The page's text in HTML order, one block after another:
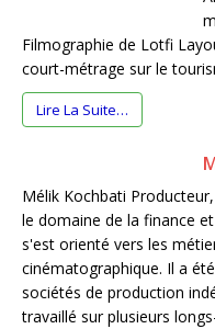
Filmographie de Lotfi
court-métrage sur le
Lire La Suite…
Mélik Kochbati
le domaine de la finance
s'est orienté vers les
cinématographique. Il a
sociétés de production
travaillé sur plusieurs